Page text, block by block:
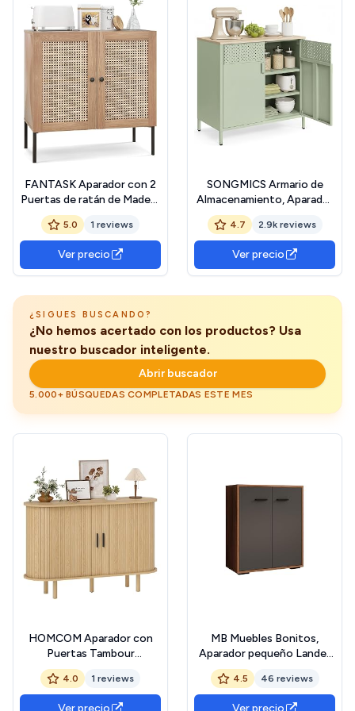
FANTASK Aparador con 2
Puertas de ratán de Madera
de Roble Industrial para
Cocina, Armario de Cocina
con encimera y estantes
Ajustables, 80 x 40 x 80 cm
5.0 1 reviews
Ver precio
SONGMICS Armario de
Almacenamiento, Aparador
de Metal, Doble Puerta
Magnética, Estante
Ajustable, Marco de Acero,
40 x 80 x 76 cm, Verde
Laurel y Roble Natural
4.7 2.9k reviews
Ver precio
¿SIGUES BUSCANDO?
¿No hemos acertado con los productos? Usa
nuestro buscador inteligente.
Abrir buscador
5.000+ BÚSQUEDAS COMPLETADAS ESTE MES
HOMCOM Aparador con
Puertas Tambour
Deslizantes, Aparador para
Salón Moderno, con 4
Compartimentos y Patas
4.0 1 reviews
Ver precio
MB Muebles Bonitos,
Aparador pequeño Lander
L2 para Salón Moderno,
Armario Auxiliar, Color
Nogal Ambar y Gris,
4.5 46 reviews
Ver precio